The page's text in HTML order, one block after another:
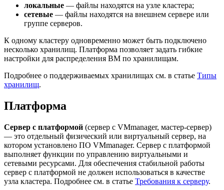
локальные — файлы находятся на узле кластера;
сетевые — файлы находятся на внешнем сервере или
группе серверов.
К одному кластеру одновременно может быть подключено
несколько хранилищ. Платформа позволяет задать гибкие
настройки для распределения ВМ по хранилищам.
Подробнее о поддерживаемых хранилищах см. в статье Типы
хранилищ.
Платформа
Сервер с платформой (сервер с VMmanager, мастер-сервер)
— это отдельный физический или виртуальный сервер, на
котором установлено ПО VMmanager. Сервер с платформой
выполняет функции по управлению виртуальными и
сетевыми ресурсами. Для обеспечения стабильной работы
сервер с платформой не должен использоваться в качестве
узла кластера. Подробнее см. в статье Требования к серверу.